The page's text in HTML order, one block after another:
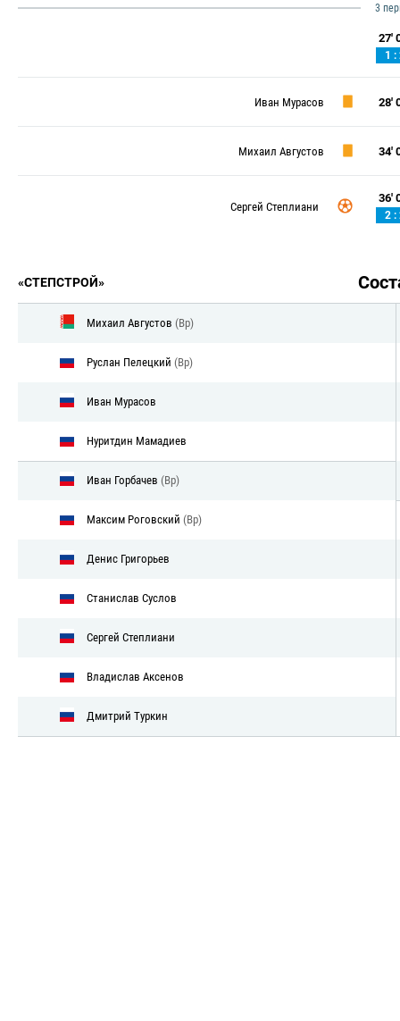
3
27'
1 :
Иван Мурасов 28'
Михаил Августов 34'
Сергей Степлиани
36'
2 :
«СТЕПСТРОЙ»
Михаил Августов (Вр)
Руслан Пелецкий (Вр)
Иван Мурасов
Нуритдин Мамадиев
Иван Горбачев (Вр)
Максим Роговский (Вр)
Денис Григорьев
Станислав Суслов
Сергей Степлиани
Владислав Аксенов
Дмитрий Туркин